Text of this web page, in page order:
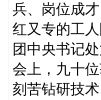
兵、岗位成
红又专的工
团中央书记
会上，九十
刻苦钻研技